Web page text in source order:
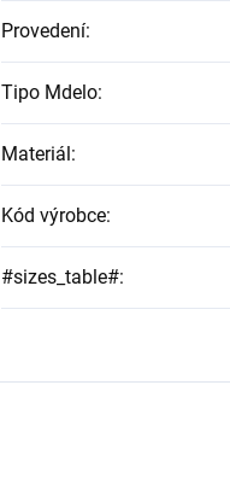
Provedení:
Tipo Mdelo:
Materiál:
Kód výrobce:
#sizes_table#: